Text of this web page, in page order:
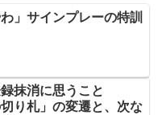
」サインプレーの特訓
抹消に思うこと
り札」の変遷と、次な